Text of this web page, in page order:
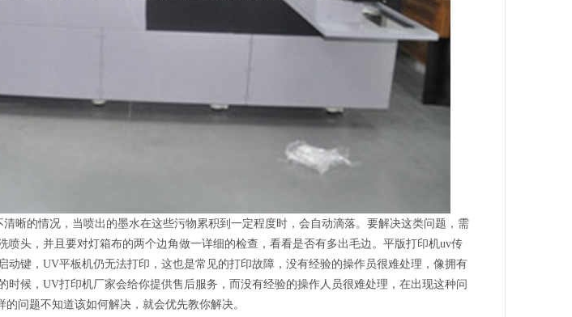
晰的情况，当喷出的墨水在这些污物累积到一定程度时，会自动滴落。要解决这类问题，需
喷头，并且要对灯箱布的两个边角做一详细的检查，看看是否有多出毛边。平版打印机uv传
动键，UV平板机仍无法打印，这也是常见的打印故障，没有经验的操作员很难处理，像拥有
时候，UV打印机厂家会给你提供售后服务，而没有经验的操作人员很难处理，在出现这种问
问题不知道该如何解决，就会优先教你解决。